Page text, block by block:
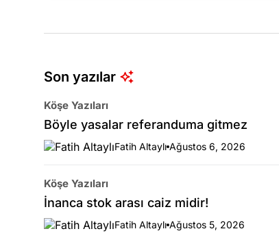
Türkiye’den niye
Son yazılar
Köşe Yazıları
Böyle yasalar referanduma gitmez
Fatih Altaylı Ağustos 6, 2026
Köşe Yazıları
İnanca stok arası caiz midir!
Fatih Altaylı Ağustos 5, 2026